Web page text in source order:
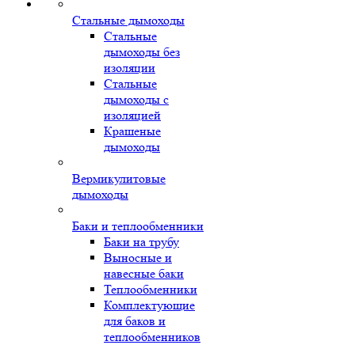
Стальные дымоходы
Стальные
дымоходы без
изоляции
Стальные
дымоходы с
изоляцией
Крашеные
дымоходы
Вермикулитовые
дымоходы
Баки и теплообменники
Баки на трубу
Выносные и
навесные баки
Теплообменники
Комплектующие
для баков и
теплообменников